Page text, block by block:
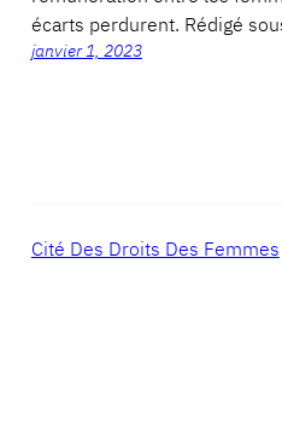
écarts perdurent. Rédigé
janvier 1, 2023
Cité Des Droits Des Femmes